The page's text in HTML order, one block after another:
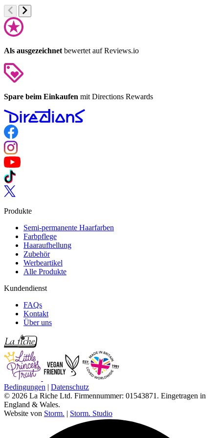
Als ausgezeichnet bewertet auf Reviews.io
Spare beim Einkaufen mit Directions Rewards
Follow us on Facebook
Follow us on Instagram
Follow us on YouTube
Follow us on TikTok
Follow us on Twitter
Produkte
Semi-permanente Haarfarben
Farbpflege
Haaraufhellung
Zubehör
Werbeartikel
Alle Produkte
Kundendienst
FAQs
Kontakt
Über uns
Bedingungen | Datenschutz
© 2026 La Riche Ltd. Firmennummer: 01543871. Eingetragen in
England & Wales.
Website von Storm. | Storm. Studio